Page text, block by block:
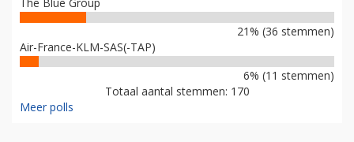
21% (36 stemmen)
Air-France-KLM-SAS(-TAP)
6% (11 stemmen)
Totaal aantal stemmen: 170
Meer polls